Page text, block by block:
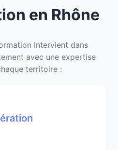
en Rhône
intervient dans
avec une expertise
territoire :